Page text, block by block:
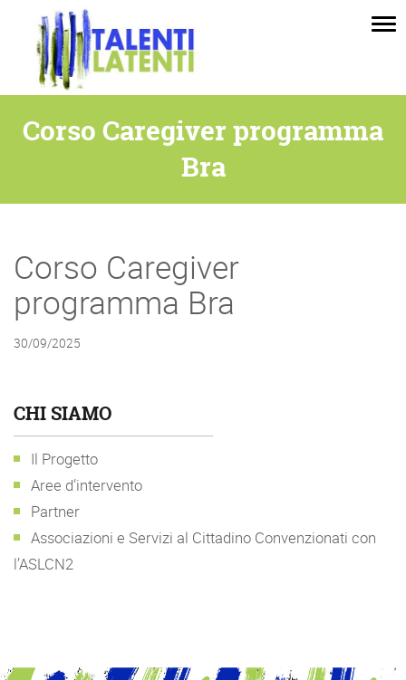
Corso Caregiver programma
Bra
Corso Caregiver
programma Bra
30/09/2025
CHI SIAMO
Il Progetto
Aree d’intervento
Partner
Associazioni e Servizi al Cittadino Convenzionati con
l’ASLCN2